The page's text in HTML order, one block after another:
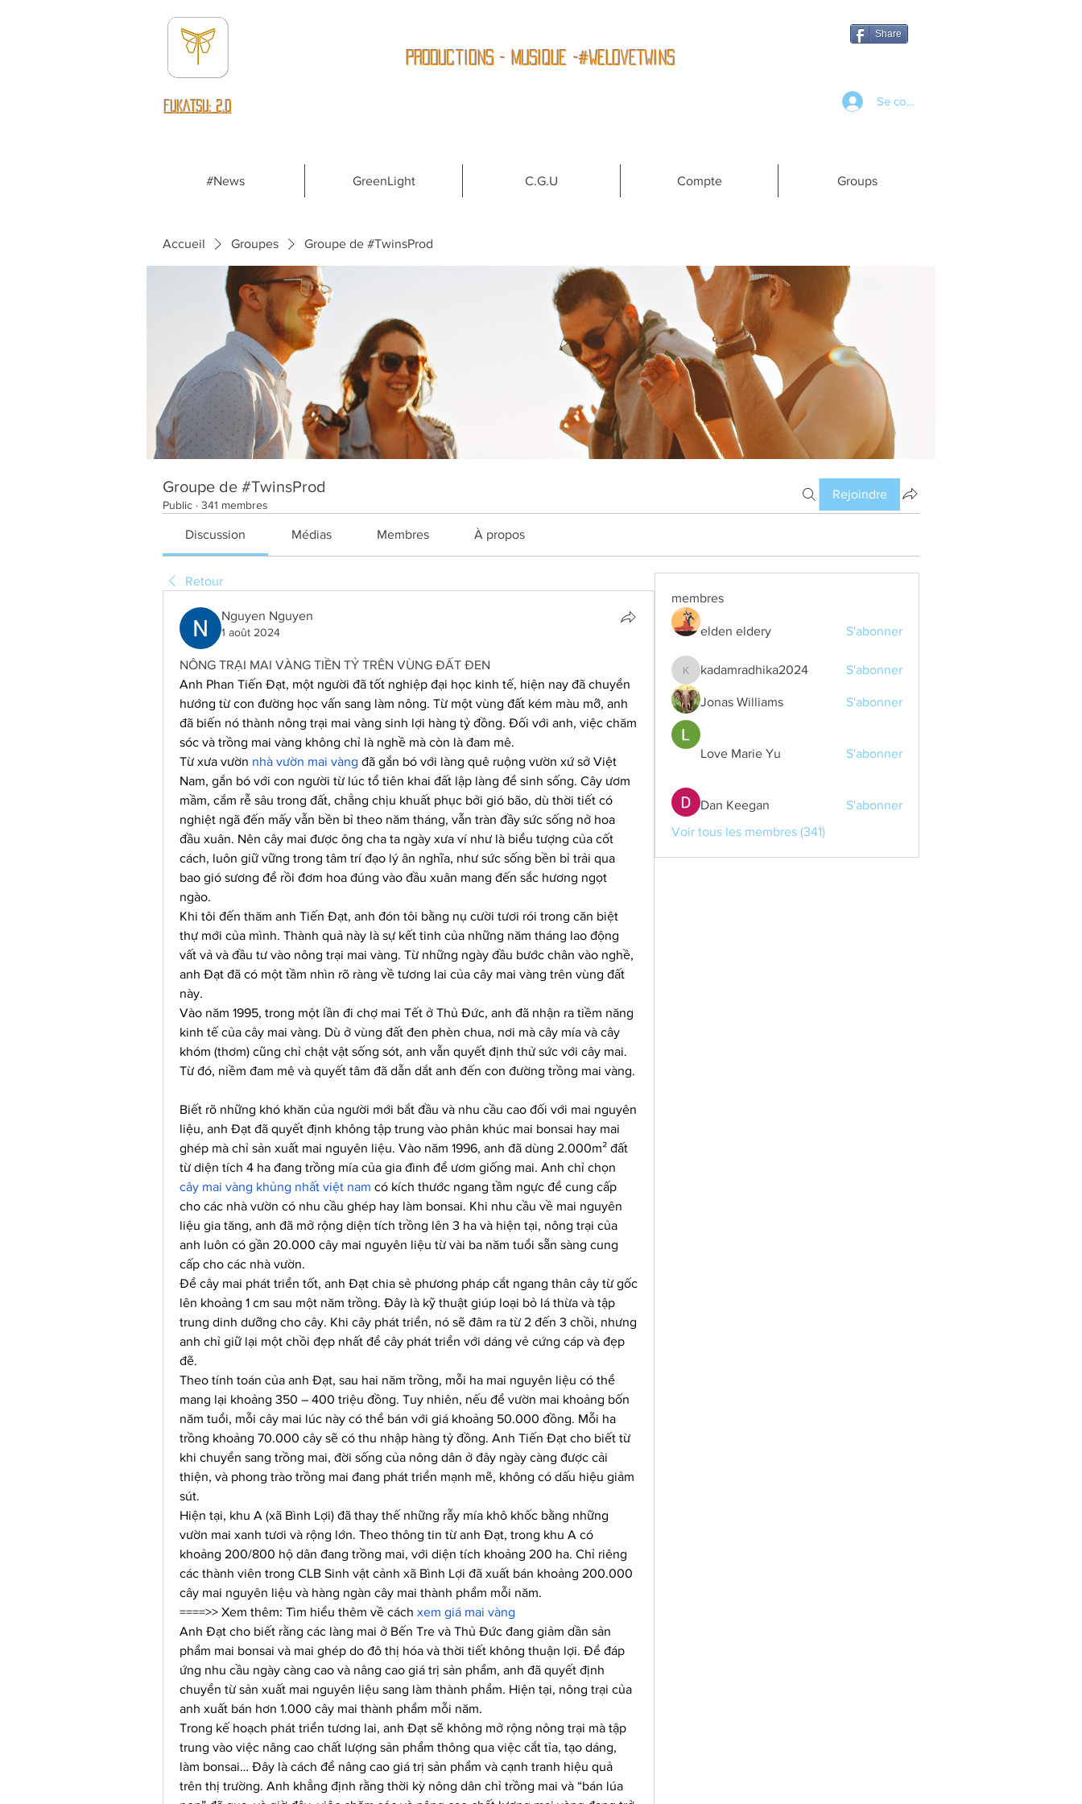
fUKATSU: 2.0
Share
Productions - Musique -#WeLoveTwins
Se connecter
#News GreenLight C.G.U Compte Groups
Accueil Groupes Groupe de #TwinsProd
Groupe de #TwinsProd
Public · 341 membres
Rejoindre
Discussion Médias Membres À propos
Retour
Nguyen Nguyen
1 août 2024
NÔNG TRẠI MAI VÀNG TIỀN TỶ TRÊN VÙNG ĐẤT ĐEN
Anh Phan Tiến Đạt, một người đã tốt nghiệp đại học kinh tế, hiện nay đã chuyển
hướng từ con đường học vấn sang làm nông. Từ một vùng đất kém màu mỡ, anh
đã biến nó thành nông trại mai vàng sinh lợi hàng tỷ đồng. Đối với anh, việc chăm
sóc và trồng mai vàng không chỉ là nghề mà còn là đam mê.
Từ xưa vườn nhà vườn mai vàng đã gắn bó với làng quê ruộng vườn xứ sở Việt
Nam, gắn bó với con người từ lúc tổ tiên khai đất lập làng để sinh sống. Cây ươm
mầm, cắm rễ sâu trong đất, chẳng chịu khuất phục bởi gió bão, dù thời tiết có
nghiệt ngã đến mấy vẫn bền bỉ theo năm tháng, vẫn tràn đầy sức sống nở hoa
đầu xuân. Nên cây mai được ông cha ta ngày xưa ví như là biểu tượng của cốt
cách, luôn giữ vững trong tâm trí đạo lý ân nghĩa, như sức sống bền bỉ trải qua
bao gió sương để rồi đơm hoa đúng vào đầu xuân mang đến sắc hương ngọt
ngào.
Khi tôi đến thăm anh Tiến Đạt, anh đón tôi bằng nụ cười tươi rói trong căn biệt
thự mới của mình. Thành quả này là sự kết tinh của những năm tháng lao động
vất vả và đầu tư vào nông trại mai vàng. Từ những ngày đầu bước chân vào nghề,
anh Đạt đã có một tầm nhìn rõ ràng về tương lai của cây mai vàng trên vùng đất
này.
Vào năm 1995, trong một lần đi chợ mai Tết ở Thủ Đức, anh đã nhận ra tiềm năng
kinh tế của cây mai vàng. Dù ở vùng đất đen phèn chua, nơi mà cây mía và cây
khóm (thơm) cũng chỉ chật vật sống sót, anh vẫn quyết định thử sức với cây mai.
Từ đó, niềm đam mê và quyết tâm đã dẫn dắt anh đến con đường trồng mai vàng.
Biết rõ những khó khăn của người mới bắt đầu và nhu cầu cao đối với mai nguyên
liệu, anh Đạt đã quyết định không tập trung vào phân khúc mai bonsai hay mai
ghép mà chỉ sản xuất mai nguyên liệu. Vào năm 1996, anh đã dùng 2.000m² đất
cây mai vàng khủng nhất việt nam có kích thước ngang tầm ngực để cung cấp
cho các nhà vườn có nhu cầu ghép hay làm bonsai. Khi nhu cầu về mai nguyên
liệu gia tăng, anh đã mở rộng diện tích trồng lên 3 ha và hiện tại, nông trại của
anh luôn có gần 20.000 cây mai nguyên liệu từ vài ba năm tuổi sẵn sàng cung
cấp cho các nhà vườn.
Để cây mai phát triển tốt, anh Đạt chia sẻ phương pháp cắt ngang thân cây từ gốc
lên khoảng 1 cm sau một năm trồng. Đây là kỹ thuật giúp loại bỏ lá thừa và tập
trung dinh dưỡng cho cây. Khi cây phát triển, nó sẽ đâm ra từ 2 đến 3 chồi, nhưng
anh chỉ giữ lại một chồi đẹp nhất để cây phát triển với dáng vẻ cứng cáp và đẹp
đẽ.
Theo tính toán của anh Đạt, sau hai năm trồng, mỗi ha mai nguyên liệu có thể
mang lại khoảng 350 – 400 triệu đồng. Tuy nhiên, nếu để vườn mai khoảng bốn
năm tuổi, mỗi cây mai lúc này có thể bán với giá khoảng 50.000 đồng. Mỗi ha
trồng khoảng 70.000 cây sẽ có thu nhập hàng tỷ đồng. Anh Tiến Đạt cho biết từ
khi chuyển sang trồng mai, đời sống của nông dân ở đây ngày càng được cải
thiện, và phong trào trồng mai đang phát triển mạnh mẽ, không có dấu hiệu giảm
sút.
Hiện tại, khu A (xã Bình Lợi) đã thay thế những rẫy mía khô khốc bằng những
vườn mai xanh tươi và rộng lớn. Theo thông tin từ anh Đạt, trong khu A có
khoảng 200/800 hộ dân đang trồng mai, với diện tích khoảng 200 ha. Chỉ riêng
các thành viên trong CLB Sinh vật cảnh xã Bình Lợi đã xuất bán khoảng 200.000
cây mai nguyên liệu và hàng ngàn cây mai thành phẩm mỗi năm.
====>> Xem thêm: Tìm hiểu thêm về cách xem giá mai vàng
Anh Đạt cho biết rằng các làng mai ở Bến Tre và Thủ Đức đang giảm dần sản
phẩm mai bonsai và mai ghép do đô thị hóa và thời tiết không thuận lợi. Để đáp
ứng nhu cầu ngày càng cao và nâng cao giá trị sản phẩm, anh đã quyết định
chuyển từ sản xuất mai nguyên liệu sang làm thành phẩm. Hiện tại, nông trại của
anh xuất bán hơn 1.000 cây mai thành phẩm mỗi năm.
Trong kế hoạch phát triển tương lai, anh Đạt sẽ không mở rộng nông trại mà tập
trung vào việc nâng cao chất lượng sản phẩm thông qua việc cắt tỉa, tạo dáng,
làm bonsai… Đây là cách để nâng cao giá trị sản phẩm và cạnh tranh hiệu quả
trên thị trường. Anh khẳng định rằng thời kỳ nông dân chỉ trồng mai và “bán lúa
membres
elden eldery S'abonner
kadamradhika2024
kadamradhika2024 S'abonner
Jonas Williams S'abonner
Love Marie Yu S'abonner
Dan Keegan
S'abonner
Voir tous les membres (341)